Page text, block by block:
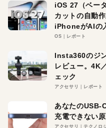
iOS 27（ベー
カットの自動
iPhoneがAIの
OS レポート
Insta360のジ
レビュー。4K
ェック
アクセサリ レポート
あなたのUSB-
充電できない
アクセサリ テクノロ